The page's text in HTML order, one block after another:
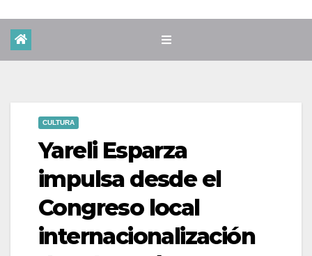
CULTURA
Yareli Esparza
impulsa desde el
Congreso local
internacionalización